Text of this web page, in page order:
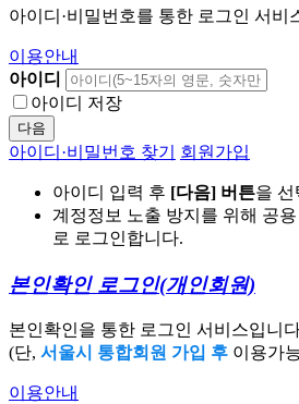
아이디·비밀번호를 통한 로그인 서비
이용안내
아이디
아이디 저장
다음
아이디·비밀번호 찾기 회원가입
아이디 입력 후 [다음] 버튼을
계정정보 노출 방지를 위해 공용
로 로그인합니다.
본인확인 로그인(개인회원)
본인확인을 통한 로그인 서비스입니
(단, 서울시 통합회원 가입 후 이용가
이용안내